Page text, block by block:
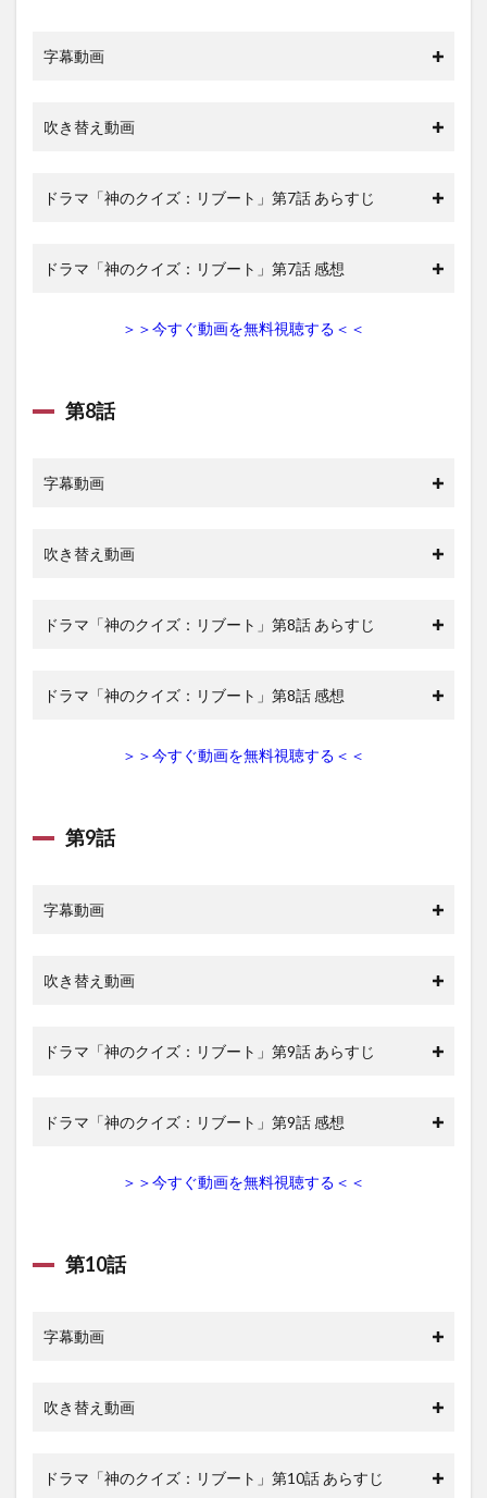
字幕動画
吹き替え動画
ドラマ「神のクイズ：リブート」第7話 あらすじ
ドラマ「神のクイズ：リブート」第7話 感想
＞＞今すぐ動画を無料視聴する＜＜
第8話
字幕動画
吹き替え動画
ドラマ「神のクイズ：リブート」第8話 あらすじ
ドラマ「神のクイズ：リブート」第8話 感想
＞＞今すぐ動画を無料視聴する＜＜
第9話
字幕動画
吹き替え動画
ドラマ「神のクイズ：リブート」第9話 あらすじ
ドラマ「神のクイズ：リブート」第9話 感想
＞＞今すぐ動画を無料視聴する＜＜
第10話
字幕動画
吹き替え動画
ドラマ「神のクイズ：リブート」第10話 あらすじ